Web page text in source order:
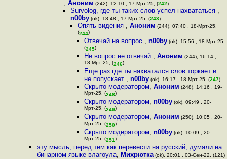
, Аноним (242), 12:10 , 17-Мрт-25, (242)
Survolog, где ты таких слов успел нахвататься ,
n00by (ok), 18:48 , 17-Мрт-25, (243)
Опять видения , Аноним (244), 07:40 , 18-Мрт-25,
(244)
Отвечай на вопрос , n00by(ok), 15:56 , 18-Мрт-25,
(245)
Не вопрос не отвечай , Аноним (244), 16:14 ,
18-Мрт-25, (246)
Еще раз где ты нахватался слов торкает и
не попускает , n00by(ok), 16:17 , 18-Мрт-25, (247)
Скрыто модератором, Аноним (248), 14:16 , 19-
Мрт-25, (248)
Скрыто модератором, n00by(ok), 09:49 , 20-
Мрт-25, (249)
Скрыто модератором, Аноним (250), 10:05 , 20-
Мрт-25, (250)
Скрыто модератором, n00by(ok), 10:09 , 20-
Мрт-25, (251)
эту мысль, перед тем как перевести на русский, думали на
бинарном языке влагоула, Михрютка(ok), 20:01 , 03-Сен-22, (121)